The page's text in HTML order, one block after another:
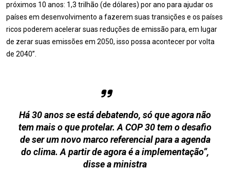
próximos 10 anos: 1,3 trilhão (de dólares) por ano para ajudar os
países em desenvolvimento a fazerem suas transições e os países
ricos poderem acelerar suas reduções de emissão para, em lugar
de zerar suas emissões em 2050, isso possa acontecer por volta
de 2040”.
Há 30 anos se está debatendo, só que agora não
tem mais o que protelar. A COP 30 tem o desafio
de ser um novo marco referencial para a agenda
do clima. A partir de agora é a implementação”,
disse a ministra